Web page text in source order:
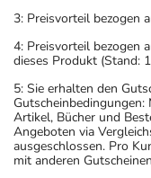
3: Preisvorteil bezogen
4: Preisvorteil bezogen
dieses Produkt (Stand:
5: Sie erhalten den
Artikel, Bücher und
Angeboten via
ausgeschlossen. Pro
mit anderen